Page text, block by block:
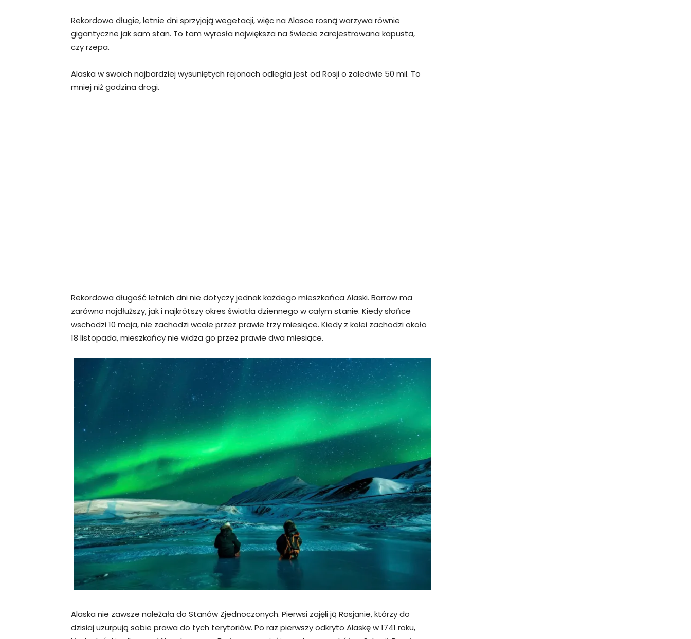
Rekordowo długie, letnie dni sprzyjają wegetacji, więc na Alasce rosną warzywa równie
gigantyczne jak sam stan. To tam wyrosła największa na świecie zarejestrowana kapusta,
czy rzepa.
Alaska w swoich najbardziej wysuniętych rejonach odległa jest od Rosji o zaledwie 50 mil. To
mniej niż godzina drogi.
Rekordowa długość letnich dni nie dotyczy jednak każdego mieszkańca Alaski. Barrow ma
zarówno najdłuższy, jak i najkrótszy okres światła dziennego w całym stanie. Kiedy słońce
wschodzi 10 maja, nie zachodzi wcale przez prawie trzy miesiące. Kiedy z kolei zachodzi około
18 listopada, mieszkańcy nie widza go przez prawie dwa miesiące.
Alaska nie zawsze należała do Stanów Zjednoczonych. Pierwsi zajęli ją Rosjanie, którzy do
dzisiaj uzurpują sobie prawa do tych terytoriów. Po raz pierwszy odkryto Alaskę w 1741 roku,